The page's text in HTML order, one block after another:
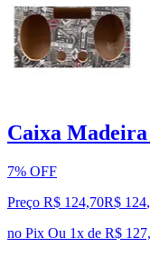
Caixa
7% OFF
Preço R$ 124,70R$ 124,
no Pix Ou 1x de R$